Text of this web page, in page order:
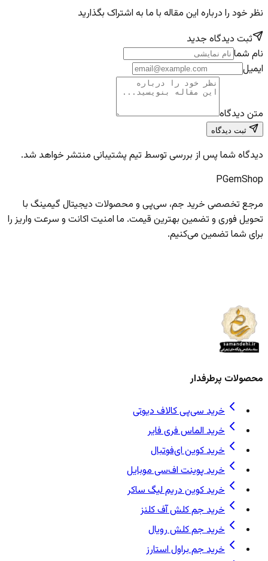
نظر خود را درباره این مقاله با ما به اشتراک بگذارید
ثبت دیدگاه جدید
نام شما
ایمیل
متن دیدگاه
ثبت دیدگاه
دیدگاه شما پس از بررسی توسط تیم پشتیبانی منتشر خواهد شد.
PGemShop
مرجع تخصصی خرید جم، سی‌پی و محصولات دیجیتال گیمینگ با
تحویل فوری و تضمین بهترین قیمت. ما امنیت اکانت و سرعت واریز را
برای شما تضمین می‌کنیم.
محصولات پرطرفدار
خرید سی‌پی کالاف دیوتی
خرید الماس فری فایر
خرید کوین ای‌فوتبال
خرید پوینت اف‌سی موبایل
خرید کوین دریم لیگ ساکر
خرید جم کلش آف کلنز
خرید جم کلش رویال
خرید جم براول استارز